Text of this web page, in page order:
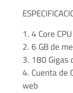
4 Core CPU
6 GB de
180 Gigas
Cuenta de
web